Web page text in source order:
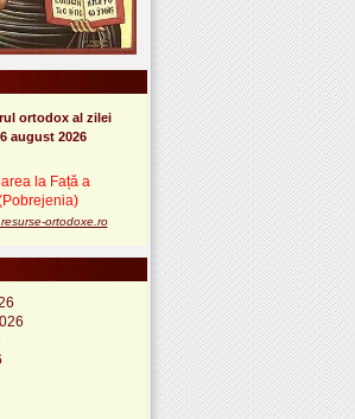
ortodox al zilei
august 2026
la Față a
ortodoxe.ro